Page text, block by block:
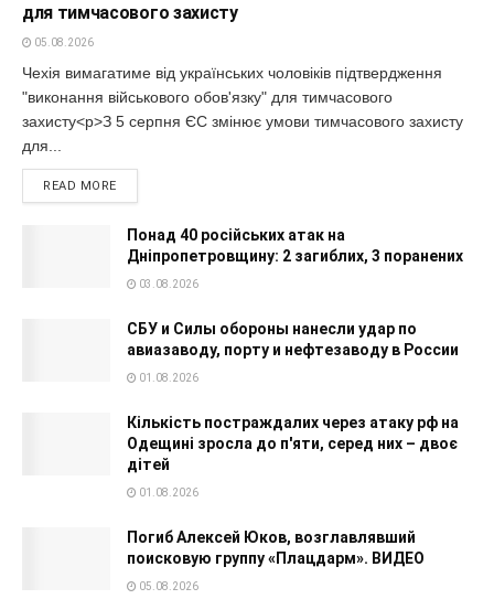
для тимчасового захисту
05.08.2026
Чехія вимагатиме від українських чоловіків підтвердження
"виконання військового обов'язку" для тимчасового
захисту<p>З 5 серпня ЄС змінює умови тимчасового захисту
для...
READ MORE
Понад 40 російських атак на
Дніпропетровщину: 2 загиблих, 3 поранених
03.08.2026
СБУ и Силы обороны нанесли удар по
авиазаводу, порту и нефтезаводу в России
01.08.2026
Кількість постраждалих через атаку рф на
Одещині зросла до п'яти, серед них – двоє
дітей
01.08.2026
Погиб Алексей Юков, возглавлявший
поисковую группу «Плацдарм». ВИДЕО
05.08.2026